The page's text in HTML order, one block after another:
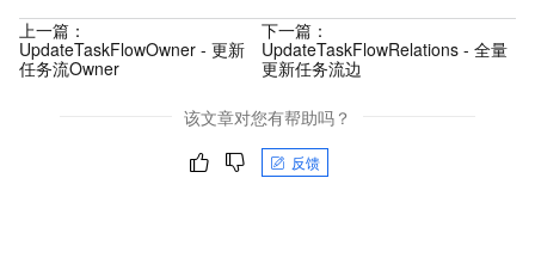
上一篇：
UpdateTaskFlowOwner - 更新
任务流Owner
下一篇：
UpdateTaskFlowRelations - 全量
更新任务流边
该文章对您有帮助吗？
反馈